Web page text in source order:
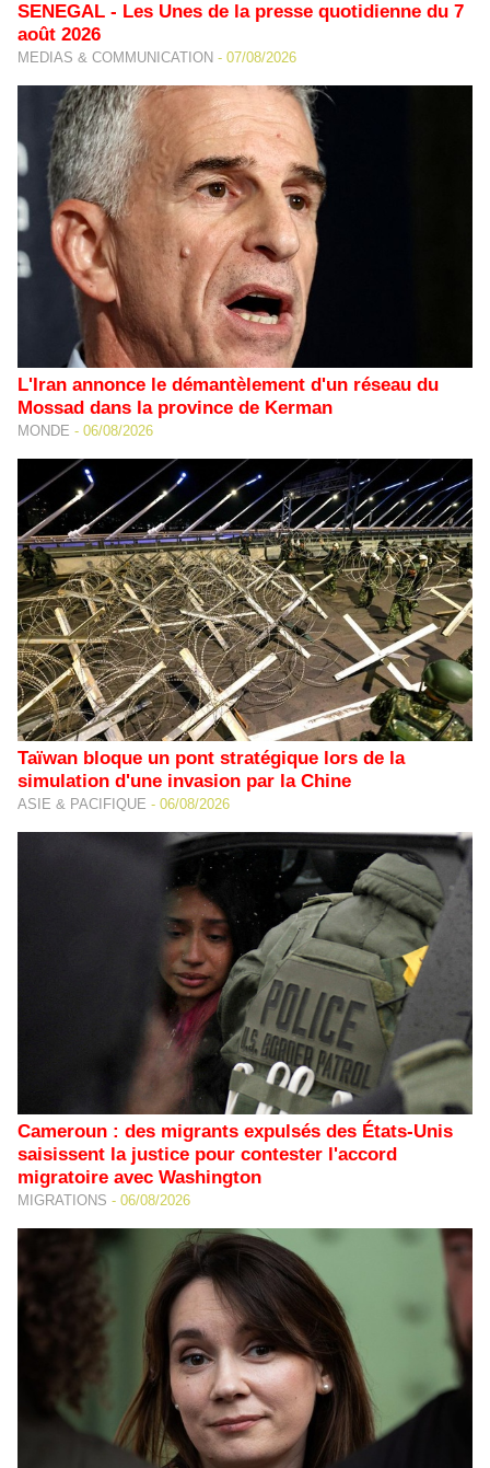
SENEGAL - Les Unes de la presse quotidienne du 7
août 2026
MEDIAS & COMMUNICATION - 07/08/2026
L'Iran annonce le démantèlement d'un réseau du
Mossad dans la province de Kerman
MONDE - 06/08/2026
Taïwan bloque un pont stratégique lors de la
simulation d'une invasion par la Chine
ASIE & PACIFIQUE - 06/08/2026
Cameroun : des migrants expulsés des États-Unis
saisissent la justice pour contester l'accord
migratoire avec Washington
MIGRATIONS - 06/08/2026